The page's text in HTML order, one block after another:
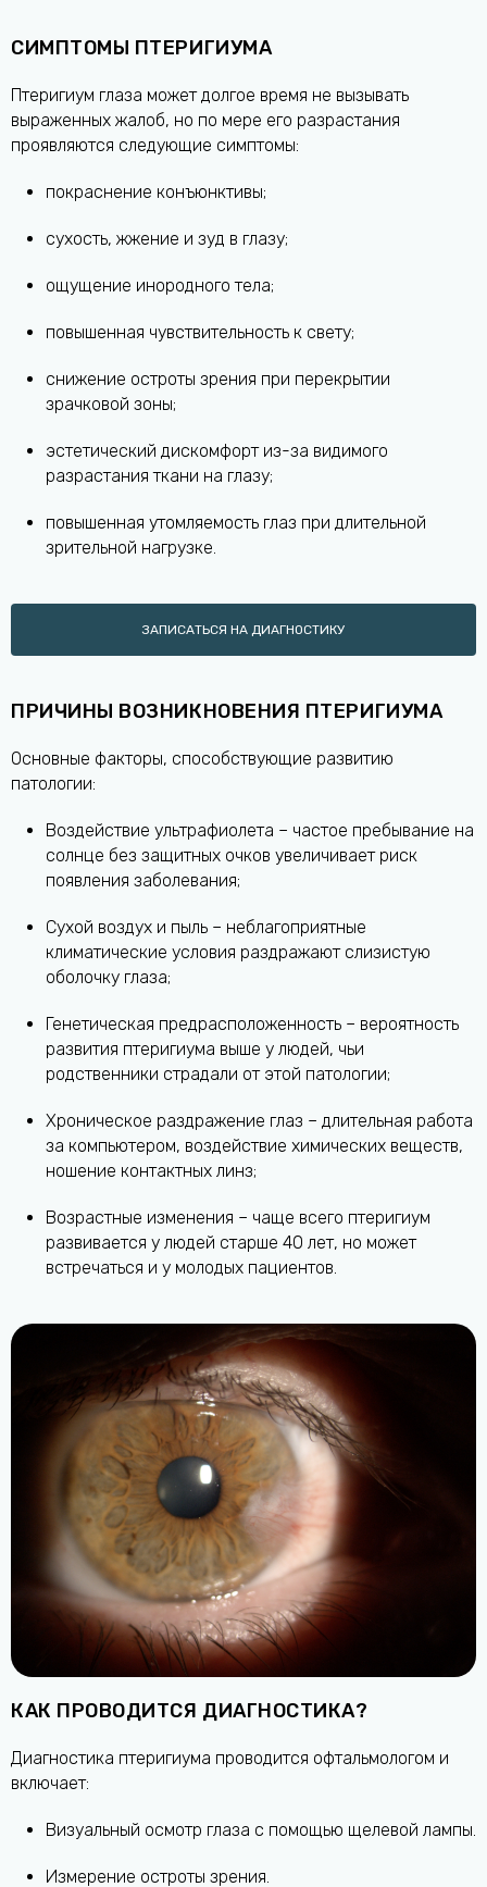
СИМПТОМЫ ПТЕРИГИУМА
Птеригиум глаза может долгое время не вызывать
выраженных жалоб, но по мере его разрастания
проявляются следующие симптомы:
покраснение конъюнктивы;
сухость, жжение и зуд в глазу;
ощущение инородного тела;
повышенная чувствительность к свету;
снижение остроты зрения при перекрытии
зрачковой зоны;
эстетический дискомфорт из-за видимого
разрастания ткани на глазу;
повышенная утомляемость глаз при длительной
зрительной нагрузке.
ЗАПИСАТЬСЯ НА ДИАГНОСТИКУ
ПРИЧИНЫ ВОЗНИКНОВЕНИЯ ПТЕРИГИУМА
Основные факторы, способствующие развитию
патологии:
Воздействие ультрафиолета – частое пребывание на
солнце без защитных очков увеличивает риск
появления заболевания;
Сухой воздух и пыль – неблагоприятные
климатические условия раздражают слизистую
оболочку глаза;
Генетическая предрасположенность – вероятность
развития птеригиума выше у людей, чьи
родственники страдали от этой патологии;
Хроническое раздражение глаз – длительная работа
за компьютером, воздействие химических веществ,
ношение контактных линз;
Возрастные изменения – чаще всего птеригиум
развивается у людей старше 40 лет, но может
встречаться и у молодых пациентов.
КАК ПРОВОДИТСЯ ДИАГНОСТИКА?
Диагностика птеригиума проводится офтальмологом и
включает:
Визуальный осмотр глаза с помощью щелевой лампы.
Измерение остроты зрения.